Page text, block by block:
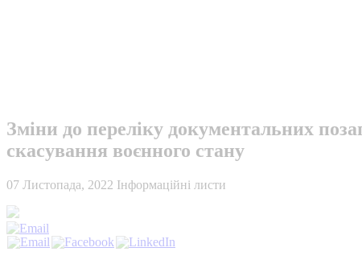
Зміни до переліку документальних
скасування воєнного стану
07 Листопада, 2022 Інформаційні листи